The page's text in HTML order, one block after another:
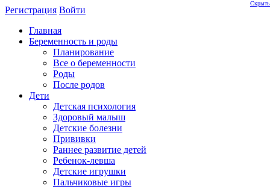
Регистрация Войти
Главная
Беременность и роды
Планирование
Все о беременности
Роды
После родов
Дети
Детская психология
Здоровый малыш
Детские болезни
Прививки
Раннее развитие детей
Ребенок-левша
Детские игрушки
Пальчиковые игры
Скрыть